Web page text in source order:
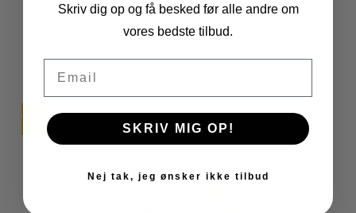
299,00 kr
TILBUDUDSOLGT
Skriv dig op og få besked før alle andre om
vores bedste tilbud.
SKRIV MIG OP!
Nej tak, jeg ønsker ikke tilbud